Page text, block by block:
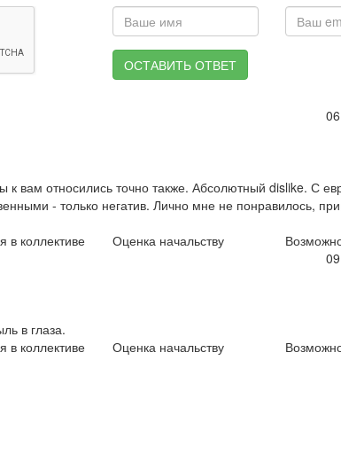
ОСТАВИТЬ ОТВЕТ
к вам относились точно также. Абсолютный dislike. С
- только негатив. Лично мне не понравилось,
в коллективе Оценка начальству
в глаза.
в коллективе Оценка начальству